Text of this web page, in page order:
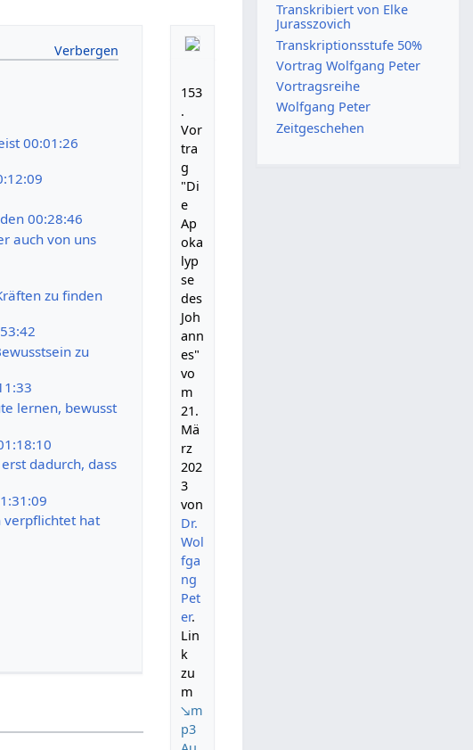
153
.
Vor
tra
g
"Di
e
Ap
oka
lyp
se
des
Joh
ann
es"
vo
m
21.
Mä
rz
202
3
von
Dr.
Wol
fga
ng
Pet
er.
Lin
k
zu
m
↘m
p3
00:01:26
00:28:46
auch von uns
zu finden
zu
lernen, bewusst
dadurch, dass
verpflichtet hat
Transkribiert von Elke
Jurasszovich
Transkriptionsstufe 50%
Vortrag Wolfgang Peter
Vortragsreihe
Wolfgang Peter
Zeitgeschehen